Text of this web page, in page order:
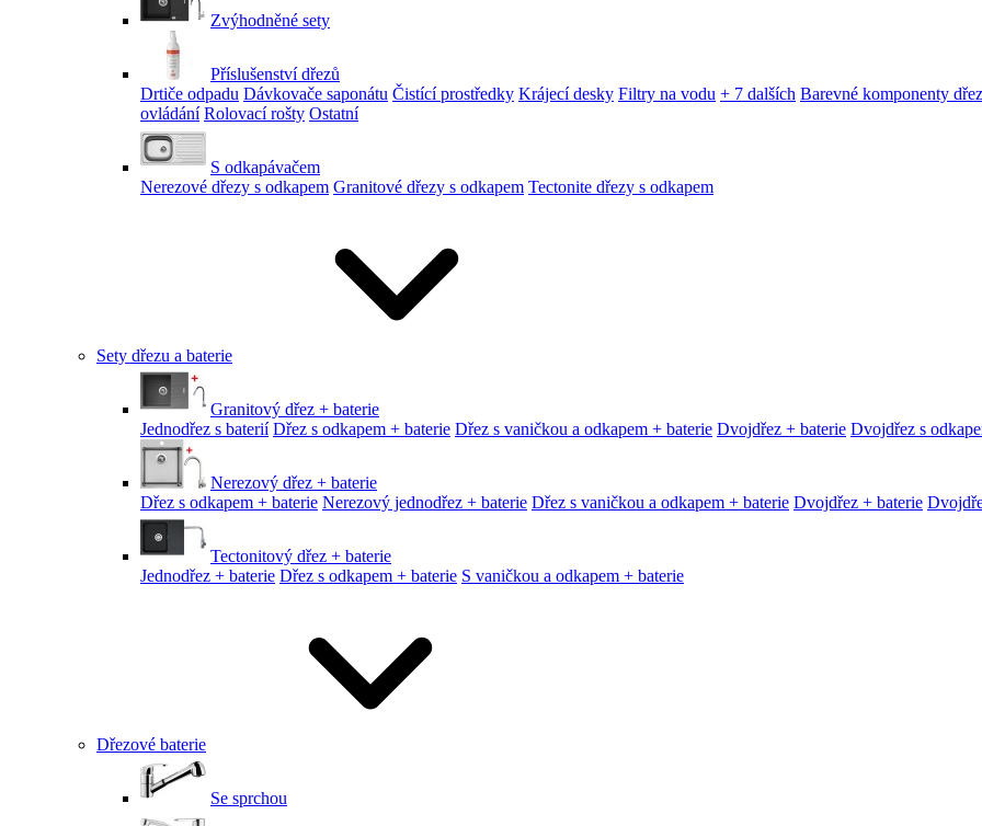
Zvýhodněné sety
Příslušenství dřezů
Drtiče odpadu Dávkovače saponátu Čistící prostředky Krájecí desky Filtry na vodu + 7 dalších Barevné komponenty
ovládání Rolovací rošty Ostatní
S odkapávačem
Nerezové dřezy s odkapem Granitové dřezy s odkapem Tectonite dřezy s odkapem
Sety dřezu a baterie
Granitový dřez + baterie
Jednodřez s baterií Dřez s odkapem + baterie Dřez s vaničkou a odkapem + baterie Dvojdřez + baterie Dvojdřez s
Nerezový dřez + baterie
Dřez s odkapem + baterie Nerezový jednodřez + baterie Dřez s vaničkou a odkapem + baterie Dvojdřez + baterie
Tectonitový dřez + baterie
Jednodřez + baterie Dřez s odkapem + baterie S vaničkou a odkapem + baterie
Dřezové baterie
Se sprchou